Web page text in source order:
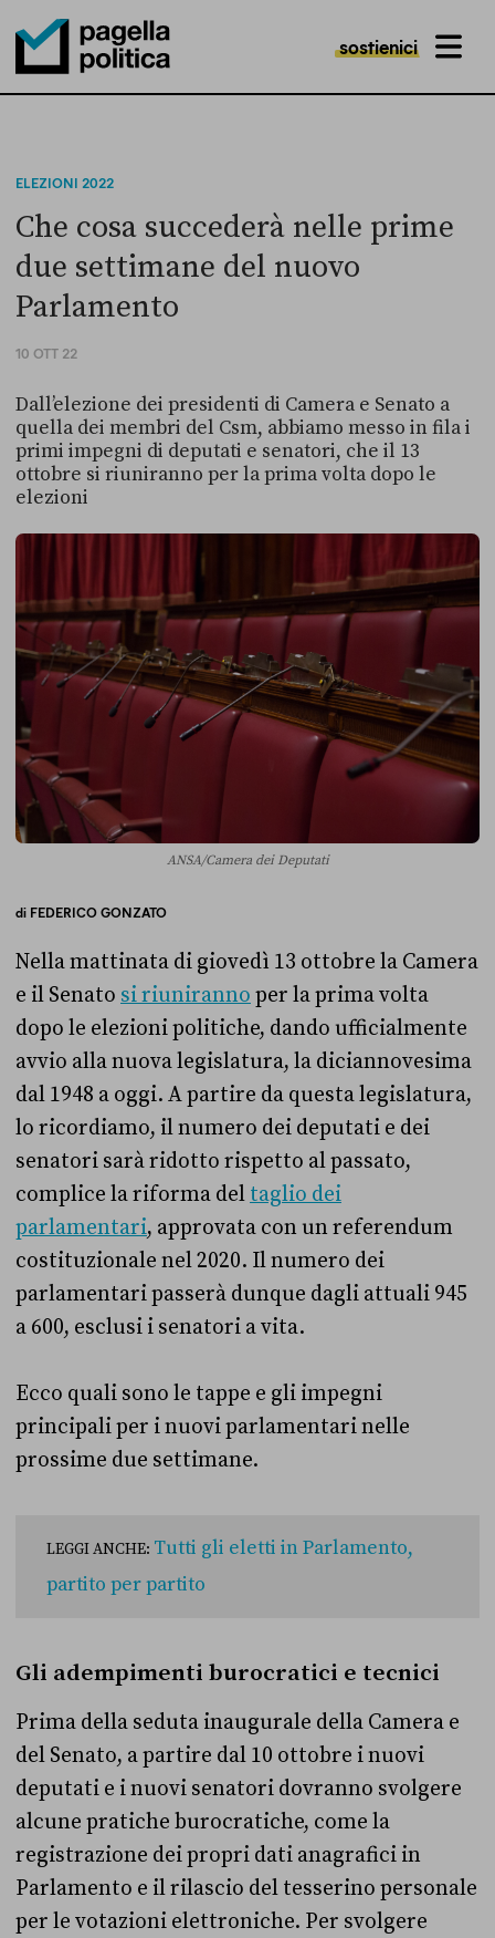
Pagella Politica Logo
sostienici MENU
ELEZIONI 2022
Che cosa succederà nelle prime
due settimane del nuovo
Parlamento
10 OTT 22
Dall’elezione dei presidenti di Camera e Senato a
quella dei membri del Csm, abbiamo messo in fila i
primi impegni di deputati e senatori, che il 13
ottobre si riuniranno per la prima volta dopo le
elezioni
ANSA/Camera dei Deputati
di FEDERICO GONZATO
Nella mattinata di giovedì 13 ottobre la Camera
e il Senato si riuniranno per la prima volta
dopo le elezioni politiche, dando ufficialmente
avvio alla nuova legislatura, la diciannovesima
dal 1948 a oggi. A partire da questa legislatura,
lo ricordiamo, il numero dei deputati e dei
senatori sarà ridotto rispetto al passato,
complice la riforma del taglio dei
parlamentari, approvata con un referendum
costituzionale nel 2020. Il numero dei
parlamentari passerà dunque dagli attuali 945
a 600, esclusi i senatori a vita.
Ecco quali sono le tappe e gli impegni
principali per i nuovi parlamentari nelle
prossime due settimane.
LEGGI ANCHE: Tutti gli eletti in Parlamento,
partito per partito
Gli adempimenti burocratici e tecnici
Prima della seduta inaugurale della Camera e
del Senato, a partire dal 10 ottobre i nuovi
deputati e i nuovi senatori dovranno svolgere
alcune pratiche burocratiche, come la
registrazione dei propri dati anagrafici in
Parlamento e il rilascio del tesserino personale
per le votazioni elettroniche. Per svolgere